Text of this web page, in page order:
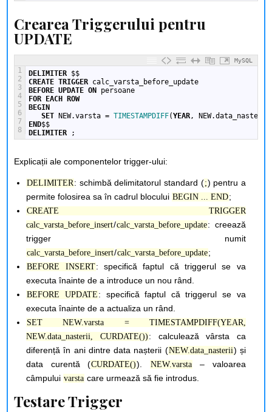
Crearea Triggerului pentru
UPDATE
MySQL
1
2
3
4
5
6
7
8
DELIMITER $$
CREATE TRIGGER calc_varsta_before_update
BEFORE UPDATE ON persoane
FOR EACH ROW
BEGIN
SET NEW.varsta = TIMESTAMPDIFF(YEAR ,
END$$
DELIMITER
;
Explicații ale componentelor trigger-ului:
DELIMITER : schimbă delimitatorul standard (;) pentru a
permite folosirea sa în cadrul blocului BEGIN ... END;
CREATE TRIGGER
calc_varsta_before_insert/calc_varsta_before_update: creează
trigger numit
calc_varsta_before_insert/calc_varsta_before_update;
BEFORE INSERT: specifică faptul că triggerul se va
executa înainte de a introduce un nou rând.
BEFORE UPDATE : specifică faptul că triggerul se va
executa înainte de a actualiza un rând.
SET NEW.varsta = TIMESTAMPDIFF(YEAR,
NEW.data_nasterii, CURDATE()) : calculează vârsta ca
diferență în ani dintre data nașterii (NEW.data_nasterii) și
data curentă (CURDATE()). NEW.varsta – valoarea
câmpului varsta care urmează să fie introdus.
Testare Trigger